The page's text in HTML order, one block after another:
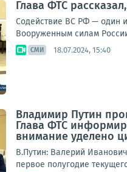
Глава ФТС
Содействие ВС РФ — один
Вооруженным силам
СМИ 18.07.2024, 15:40
Владимир Путин
Глава ФТС
внимание уделено
В.Путин: Валерий
первое полугодие